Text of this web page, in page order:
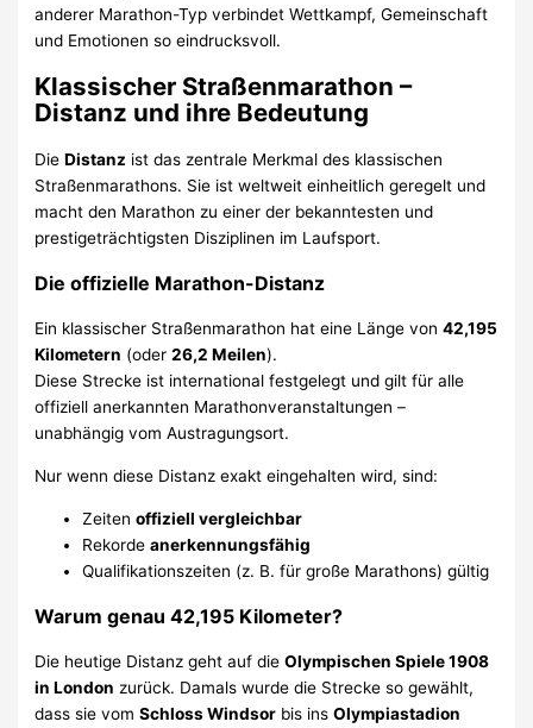
anderer Marathon-Typ verbindet Wettkampf, Gemeinschaft
und Emotionen so eindrucksvoll.
Klassischer Straßenmarathon –
Distanz und ihre Bedeutung
DieDistanz ist das zentrale Merkmal des klassischen
Straßenmarathons. Sie ist weltweit einheitlich geregelt und
macht den Marathon zu einer der bekanntesten und
prestigeträchtigsten Disziplinen im Laufsport.
Die offizielle Marathon-Distanz
Ein klassischer Straßenmarathon hat eine Länge von42,195
Kilometern (oder26,2 Meilen).
Diese Strecke ist international festgelegt und gilt für alle
offiziell anerkannten Marathonveranstaltungen –
unabhängig vom Austragungsort.
Nur wenn diese Distanz exakt eingehalten wird, sind:
Zeitenoffiziell vergleichbar
Rekordeanerkennungsfähig
Qualifikationszeiten (z. B. für große Marathons) gültig
Warum genau 42,195 Kilometer?
Die heutige Distanz geht auf dieOlympischen Spiele 1908
in London zurück. Damals wurde die Strecke so gewählt,
dass sie vomSchloss Windsor bis insOlympiastadion